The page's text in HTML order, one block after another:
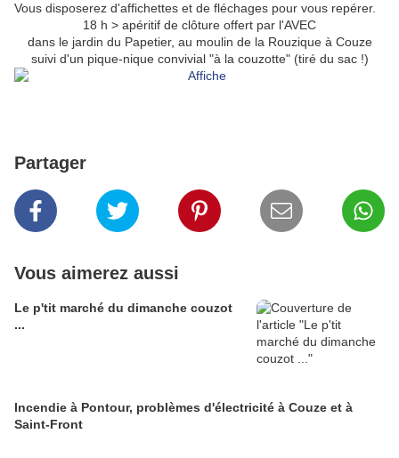
Vous disposerez d'affichettes et de fléchages pour vous repérer.
18 h > apéritif de clôture offert par l'AVEC
dans le jardin du Papetier, au moulin de la Rouzique à Couze
suivi d'un pique-nique convivial "à la couzotte" (tiré du sac !)
Partager
Vous aimerez aussi
Le p'tit marché du dimanche couzot
...
Incendie à Pontour, problèmes d'électricité à Couze et à
Saint-Front